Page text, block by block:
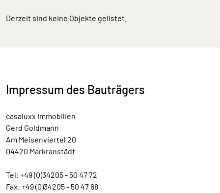
Derzeit sind keine Objekte gelistet.
Impressum des Bauträgers
casaluxx Immobilien
Gerd Goldmann
Am Meisenviertel 20
04420 Markranstädt
Tel: +49 (0)34205 - 50 47 72
Fax: +49 (0)34205 - 50 47 68